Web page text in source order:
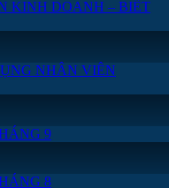
KINH DOANH – BIẾT
NHÂN VIÊN
9
8